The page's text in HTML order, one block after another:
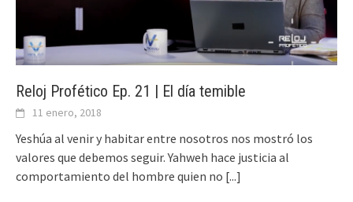
Reloj Profético Ep. 21 | El día temible
11 enero, 2018
Yeshúa al venir y habitar entre nosotros nos mostró los
valores que debemos seguir. Yahweh hace justicia al
comportamiento del hombre quien no [...]